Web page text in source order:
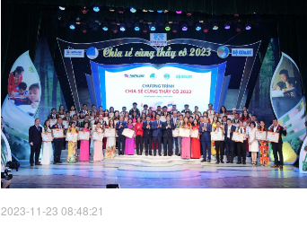
2023-11-23 08:48:21